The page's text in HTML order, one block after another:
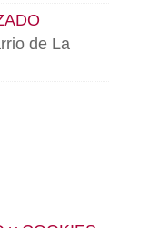
de La